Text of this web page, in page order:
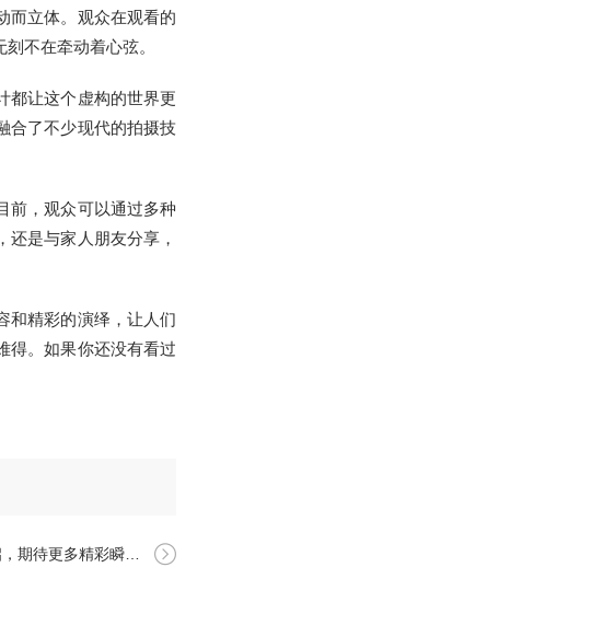
而立体。观众在观看的
不在牵动着心弦。
都让这个虚构的世界更
合了不少现代的拍摄技
前，观众可以通过多种
是与家人朋友分享，
和精彩的演绎，让人们
得。如果你还没有看过
更多精彩瞬间展现！